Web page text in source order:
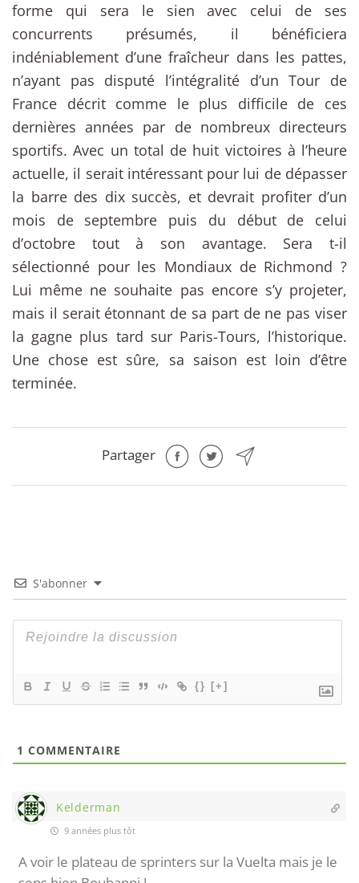
forme qui sera le sien avec celui de ses
concurrents présumés, il bénéficiera
indéniablement d’une fraîcheur dans les pattes,
n’ayant pas disputé l’intégralité d’un Tour de
France décrit comme le plus difficile de ces
dernières années par de nombreux directeurs
sportifs. Avec un total de huit victoires à l’heure
actuelle, il serait intéressant pour lui de dépasser
la barre des dix succès, et devrait profiter d’un
mois de septembre puis du début de celui
d’octobre tout à son avantage. Sera t-il
sélectionné pour les Mondiaux de Richmond ?
Lui même ne souhaite pas encore s’y projeter,
mais il serait étonnant de sa part de ne pas viser
la gagne plus tard sur Paris-Tours, l’historique.
Une chose est sûre, sa saison est loin d’être
terminée.
Partager
S'abonner
{} [+]
1 COMMENTAIRE
Kelderman
9 années plus tôt
A voir le plateau de sprinters sur la Vuelta mais je le